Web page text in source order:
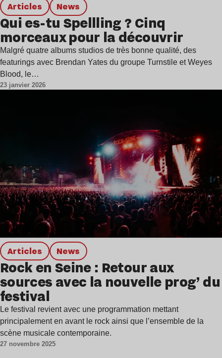
Articles news
Qui es-tu Spellling ? Cinq
morceaux pour la découvrir
Malgré quatre albums studios de très bonne qualité, des
featurings avec Brendan Yates du groupe Turnstile et Weyes
Blood, le…
23 janvier 2026
Articles news
Rock en Seine : Retour aux
sources avec la nouvelle prog’ du
festival
Le festival revient avec une programmation mettant
principalement en avant le rock ainsi que l’ensemble de la
scène musicale contemporaine.
27 novembre 2025